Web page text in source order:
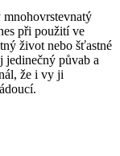
při použití ve
život nebo šťastné
jedinečný půvab a
že i vy ji